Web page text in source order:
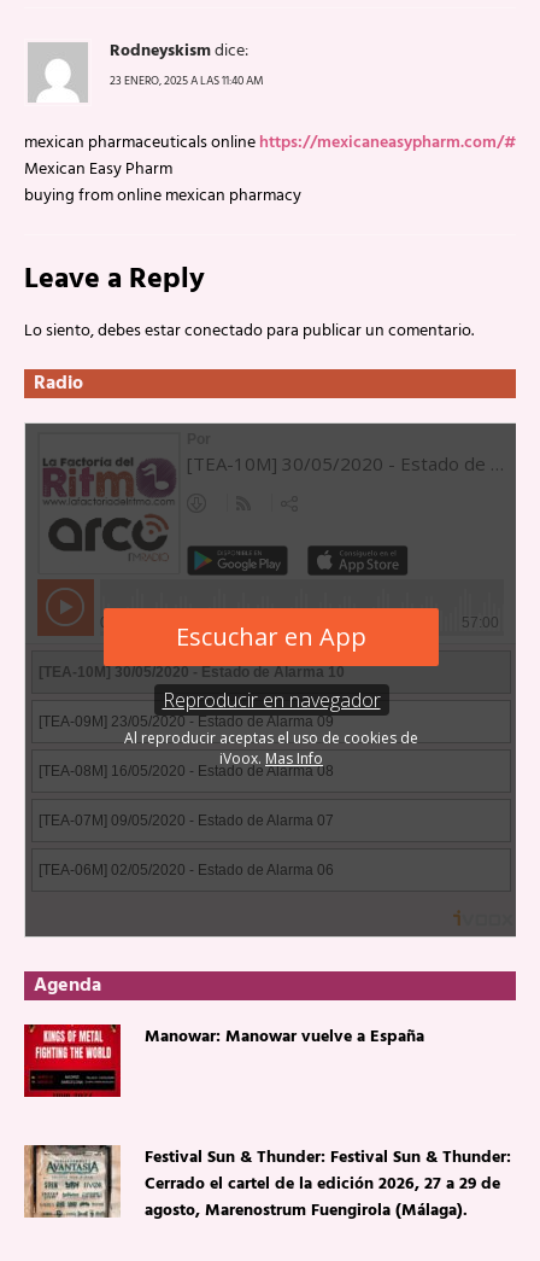
Rodneyskismdice:
23 ENERO, 2025 A LAS 11:40 AM
mexican pharmaceuticals onlinehttps://mexicaneasypharm.com/#
Mexican Easy Pharm
buying from online mexican pharmacy
Leave a Reply
Lo siento, debes estarconectadopara publicar un comentario.
Radio
Agenda
Manowar: Manowar vuelve a España
Festival Sun & Thunder: Festival Sun & Thunder:
Cerrado el cartel de la edición 2026, 27 a 29 de
agosto, Marenostrum Fuengirola (Málaga).